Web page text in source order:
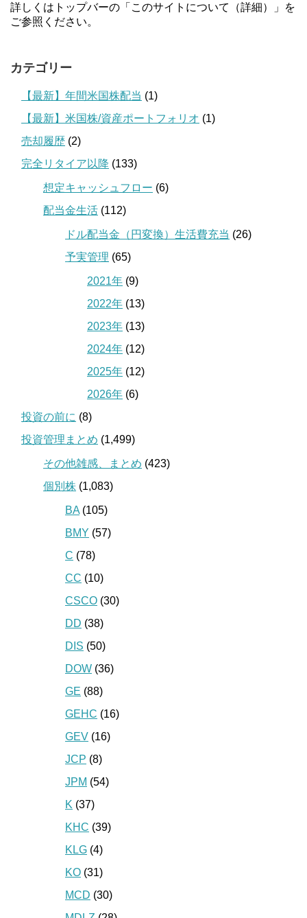
詳しくはトップバーの「このサイトについて（詳細）」を
ご参照ください。
カテゴリー
【最新】年間米国株配当 (1)
【最新】米国株/資産ポートフォリオ (1)
売却履歴 (2)
完全リタイア以降 (133)
想定キャッシュフロー (6)
配当金生活 (112)
ドル配当金（円変換）生活費充当 (26)
予実管理 (65)
2021年 (9)
2022年 (13)
2023年 (13)
2024年 (12)
2025年 (12)
2026年 (6)
投資の前に (8)
投資管理まとめ (1,499)
その他雑感、まとめ (423)
個別株 (1,083)
BA (105)
BMY (57)
C (78)
CC (10)
CSCO (30)
DD (38)
DIS (50)
DOW (36)
GE (88)
GEHC (16)
GEV (16)
JCP (8)
JPM (54)
K (37)
KHC (39)
KLG (4)
KO (31)
MCD (30)